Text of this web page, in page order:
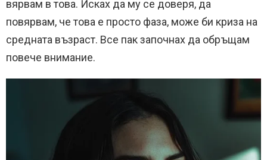
вярвам в това. Исках да му се доверя, да
повярвам, че това е просто фаза, може би криза на
средната възраст. Все пак започнах да обръщам
повече внимание.